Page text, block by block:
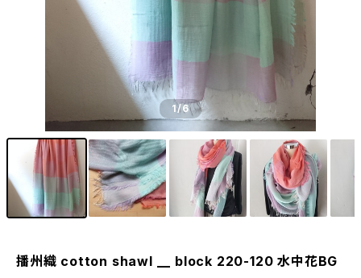
1/6
播州織 cotton shawl __ block 220-120 水中花BG